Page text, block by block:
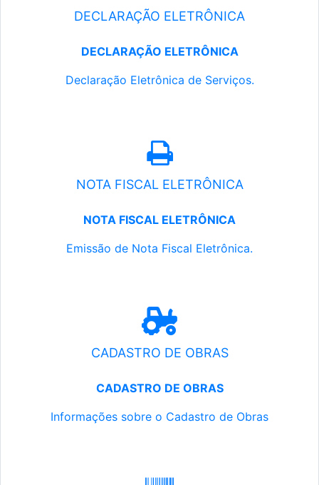
DECLARAÇÃO ELETRÔNICA
DECLARAÇÃO ELETRÔNICA
Declaração Eletrônica de Serviços.
NOTA FISCAL ELETRÔNICA
NOTA FISCAL ELETRÔNICA
Emissão de Nota Fiscal Eletrônica.
CADASTRO DE OBRAS
CADASTRO DE OBRAS
Informações sobre o Cadastro de Obras